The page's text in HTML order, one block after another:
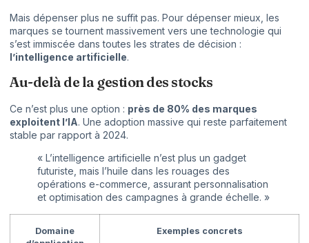
Mais dépenser plus ne suffit pas. Pour dépenser mieux, les
marques se tournent massivement vers une technologie qui
s’est immiscée dans toutes les strates de décision :
l’intelligence artificielle.
Au-delà de la gestion des stocks
Ce n’est plus une option : près de 80% des marques
exploitent l’IA. Une adoption massive qui reste parfaitement
stable par rapport à 2024.
« L’intelligence artificielle n’est plus un gadget
futuriste, mais l’huile dans les rouages des
opérations e-commerce, assurant personnalisation
et optimisation des campagnes à grande échelle. »
Domaine
Exemples concrets